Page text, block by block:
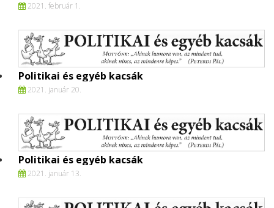
2021. február 1.
Politikai és egyéb kacsák
2021. január 20.
Politikai és egyéb kacsák
2021. január 13.